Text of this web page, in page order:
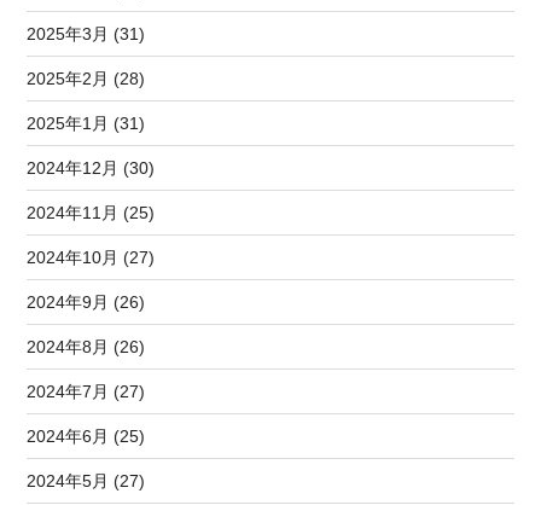
2025年3月 (31)
2025年2月 (28)
2025年1月 (31)
2024年12月 (30)
2024年11月 (25)
2024年10月 (27)
2024年9月 (26)
2024年8月 (26)
2024年7月 (27)
2024年6月 (25)
2024年5月 (27)